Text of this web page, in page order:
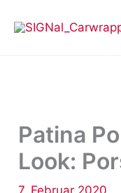
Inhalt
Patina
Look:
7. Februar 2020